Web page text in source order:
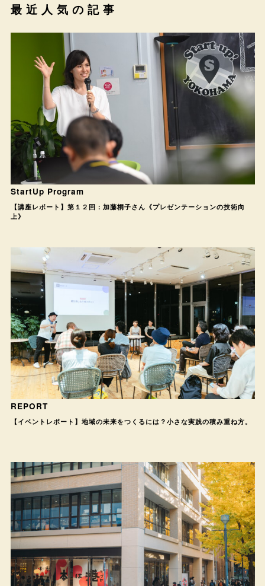
最近人気の記事
StartUp Program
【講座レポート】第１２回：加藤桐子さん《プレゼンテーションの技術向
上》
REPORT
【イベントレポート】地域の未来をつくるには？小さな実践の積み重ね方。